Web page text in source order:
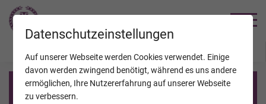
Registrierung auf TrauerHilfe.it
Datenschutzeinstellungen
Auf unserer Webseite werden Cookies verwendet. Einige
davon werden zwingend benötigt, während es uns andere
ermöglichen, Ihre Nutzererfahrung auf unserer Webseite
zu verbessern.
JAHRESTAGE KALENDER VERSTORBENE